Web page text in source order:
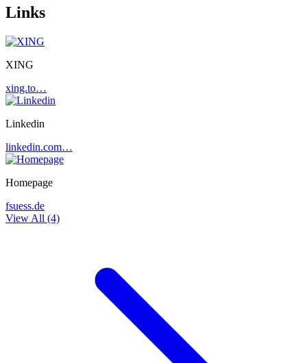
Links
XING
xing.to…
Linkedin
linkedin.com…
Homepage
fsuess.de
View All (4)